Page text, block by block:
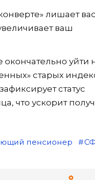
лишает
ваш
уйти
старых
статус
что ускорит
пенсионер